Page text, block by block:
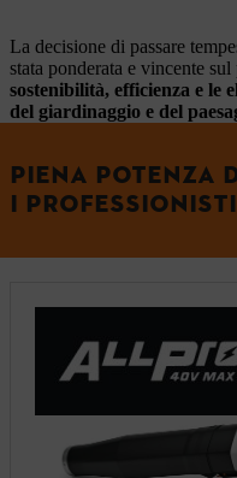
La decisione di passare
stata ponderata e vincente
sostenibilità, efficienza e le
del giardinaggio e del
PIENA POTENZA
I